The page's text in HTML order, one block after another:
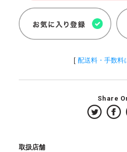
[ 配送料・手数料
Share
取扱店舗